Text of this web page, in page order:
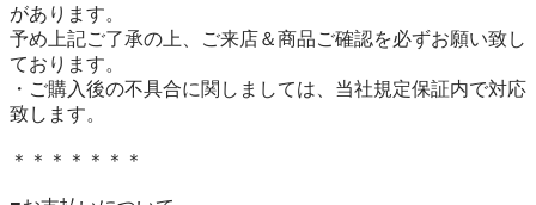
があります。
予め上記ご了承の上、ご来店＆商品ご確認を必ずお願い致し
ております。
・ご購入後の不具合に関しましては、当社規定保証内で対応
致します。
＊＊＊＊＊＊＊